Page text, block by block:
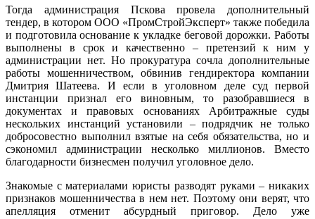
Тогда администрация Пскова провела дополнительный
тендер, в котором ООО «ПромСтройЭксперт» также победила
и подготовила основание к укладке беговой дорожки. Работы
выполнены в срок и качественно – претензий к ним у
администрации нет. Но прокуратура сочла дополнительные
работы мошенничеством, обвинив гендиректора компании
Дмитрия Шатеева. И если в уголовном деле суд первой
инстанции признал его виновным, то разобравшиеся в
документах и правовых основаниях Арбитражные суды
нескольких инстанций установили – подрядчик не только
добросовестно выполнил взятые на себя обязательства, но и
сэкономил администрации несколько миллионов. Вместо
благодарности бизнесмен получил уголовное дело.
Знакомые с материалами юристы разводят руками – никаких
признаков мошенничества в нем нет. Поэтому они верят, что
апелляция отменит абсурдный приговор. Дело уже